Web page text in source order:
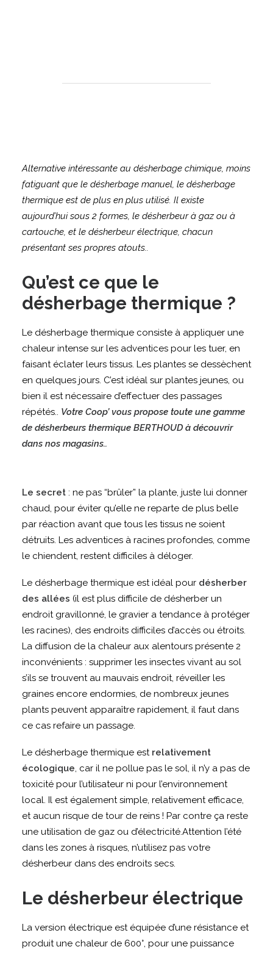
Alternative intéressante au désherbage chimique, moins
fatiguant que le désherbage manuel, le désherbage
thermique est de plus en plus utilisé. Il existe
aujourd’hui sous 2 formes, le désherbeur à gaz ou à
cartouche, et le désherbeur électrique, chacun
présentant ses propres atouts..
Qu’est ce que le
désherbage thermique ?
Le désherbage thermique consiste à appliquer une
chaleur intense sur les adventices pour les tuer, en
faisant éclater leurs tissus. Les plantes se dessèchent
en quelques jours. C’est idéal sur plantes jeunes, ou
bien il est nécessaire d’effectuer des passages
répétés.. Votre Coop’ vous propose toute une gamme
de désherbeurs thermique BERTHOUD à découvrir
dans nos magasins..
Le secret : ne pas “brûler” la plante, juste lui donner
chaud, pour éviter qu’elle ne reparte de plus belle
par réaction avant que tous les tissus ne soient
détruits. Les adventices à racines profondes, comme
le chiendent, restent difficiles à déloger.
Le désherbage thermique est idéal pour désherber
des allées (il est plus difficile de désherber un
endroit gravillonné, le gravier a tendance à protéger
les racines), des endroits difficiles d’accès ou étroits.
La diffusion de la chaleur aux alentours présente 2
inconvénients : supprimer les insectes vivant au sol
s’ils se trouvent au mauvais endroit, réveiller les
graines encore endormies, de nombreux jeunes
plants peuvent apparaître rapidement, il faut dans
ce cas refaire un passage.
Le désherbage thermique est relativement
écologique, car il ne pollue pas le sol, il n’y a pas de
toxicité pour l’utilisateur ni pour l’environnement
local. Il est également simple, relativement efficace,
et aucun risque de tour de reins ! Par contre ça reste
une utilisation de gaz ou d’électricité.Attention l’été
dans les zones à risques, n’utilisez pas votre
désherbeur dans des endroits secs.
Le désherbeur électrique
La version électrique est équipée d’une résistance et
produit une chaleur de 600°, pour une puissance